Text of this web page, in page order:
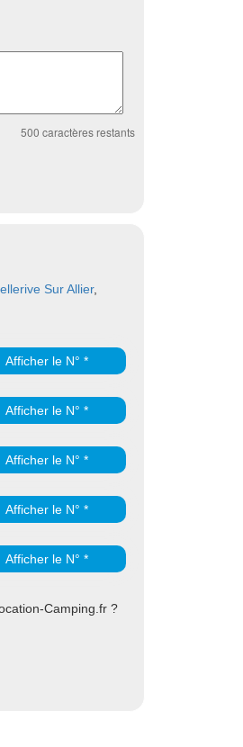
500 caractères restants
Sur Allier,
Afficher le N° *
Afficher le N° *
Afficher le N° *
Afficher le N° *
Afficher le N° *
Camping.fr ?